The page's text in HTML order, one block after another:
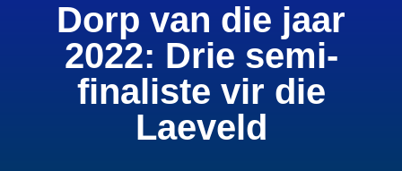
Dorp van die jaar
2022: Drie semi-
finaliste vir die
Laeveld